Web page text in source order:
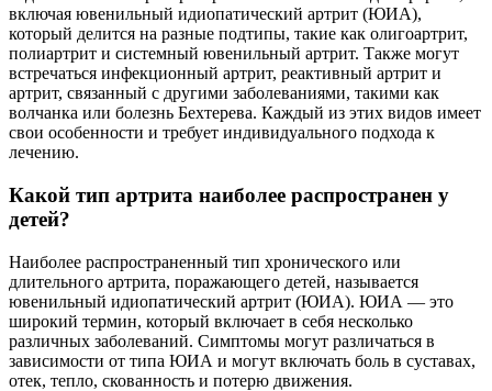
включая ювенильный идиопатический артрит (ЮИА),
который делится на разные подтипы, такие как олигоартрит,
полиартрит и системный ювенильный артрит. Также могут
встречаться инфекционный артрит, реактивный артрит и
артрит, связанный с другими заболеваниями, такими как
волчанка или болезнь Бехтерева. Каждый из этих видов имеет
свои особенности и требует индивидуального подхода к
лечению.
Какой тип артрита наиболее распространен у
детей?
Наиболее распространенный тип хронического или
длительного артрита, поражающего детей, называется
ювенильный идиопатический артрит (ЮИА). ЮИА — это
широкий термин, который включает в себя несколько
различных заболеваний. Симптомы могут различаться в
зависимости от типа ЮИА и могут включать боль в суставах,
отек, тепло, скованность и потерю движения.